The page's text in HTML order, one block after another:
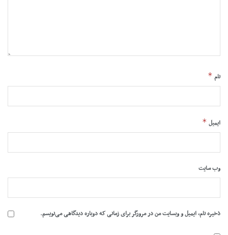
نام *
ایمیل *
وب‌ سایت
ذخیره نام، ایمیل و وبسایت من در مرورگر برای زمانی که دوباره دیدگاهی می‌نویسم.